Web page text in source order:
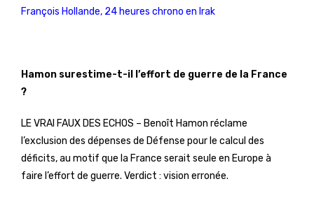
François Hollande, 24 heures chrono en Irak
Hamon surestime-t-il l’effort de guerre de la France
?
LE VRAI FAUX DES ECHOS – Benoît Hamon réclame
l’exclusion des dépenses de Défense pour le calcul des
déficits, au motif que la France serait seule en Europe à
faire l’effort de guerre. Verdict : vision erronée.